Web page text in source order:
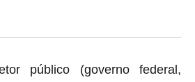
público (governo federal,